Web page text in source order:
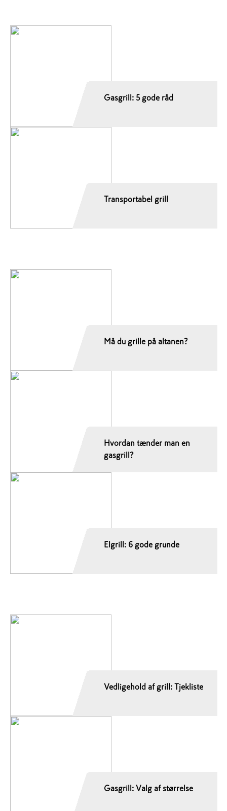
Gasgrill: 5 gode råd
Transportabel grill
Må du grille på altanen?
Hvordan tænder man en
gasgrill?
Elgrill: 6 gode grunde
Vedligehold af grill: Tjekliste
Gasgrill: Valg af størrelse